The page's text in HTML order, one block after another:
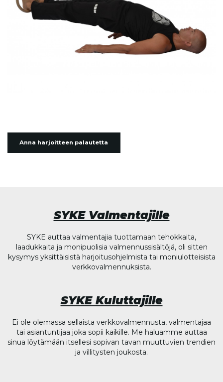
Anna harjoitteen palautetta
SYKE Valmentajille
SYKE auttaa valmentajia tuottamaan tehokkaita,
laadukkaita ja monipuolisia valmennussisältöjä, oli sitten
kysymys yksittäisistä harjoitusohjelmista tai moniulotteisista
verkkovalmennuksista.
SYKE Kuluttajille
Ei ole olemassa sellaista verkkovalmennusta, valmentajaa
tai asiantuntijaa joka sopii kaikille. Me haluamme auttaa
sinua löytämään itsellesi sopivan tavan muuttuvien trendien
ja villitysten joukosta.